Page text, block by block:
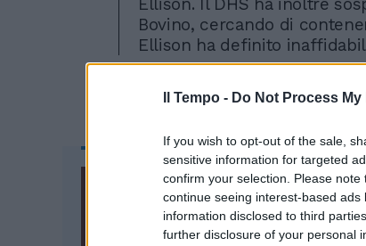
Il Tempo - Do Not Process
If you wish to opt-out of the sale,
sensitive information for targeted
confirm your selection. Please
continue seeing interest-based
information disclosed to third
further disclosure of your personal
Bovino, cercando di
Ellison ha definito